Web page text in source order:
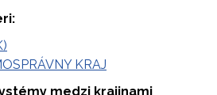
KRAJ
medzi krajinami